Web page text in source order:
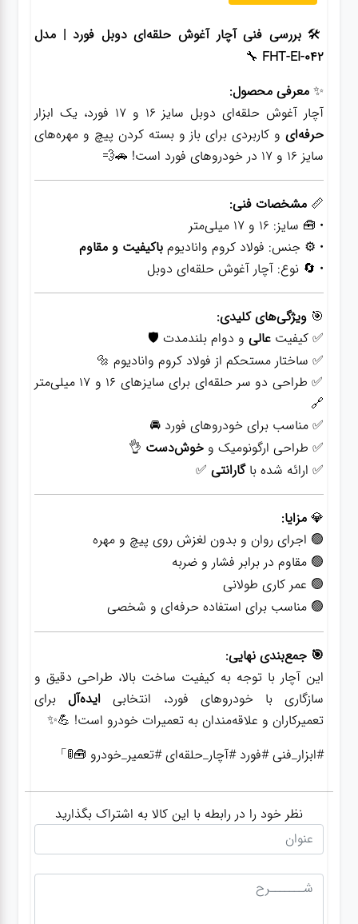
🛠️بررسی فنی آچار آغوش حلقه‌ای دوبل فورد | مدل
FHT-EI-042
🔧
✨معرفی محصول:
آچار آغوش حلقه‌ای دوبل سایز ۱۶ و ۱۷ فورد، یک ابزار
حرفه‌ای و کاربردی برای باز و بسته کردن پیچ و مهره‌های
سایز ۱۶ و ۱۷ در خودروهای فورد است! 🚗💨
📏مشخصات فنی:
• 🧰 سایز: ۱۶ و ۱۷ میلی‌متر
• ⚙️ جنس: فولاد کروم وانادیومباکیفیت و مقاوم
• 🔄 نوع: آچار آغوش حلقه‌ای دوبل
🎯ویژگی‌های کلیدی:
✅ کیفیتعالی و دوام بلندمدت 🛡️
✅ ساختار مستحکم از فولاد کروم وانادیوم 🔩
✅ طراحی دو سر حلقه‌ای برای سایزهای ۱۶ و ۱۷ میلی‌متر
🔗
✅ مناسب برای خودروهای فورد 🚘
✅ طراحی ارگونومیک وخوش‌دست 👌
✅ ارائه شده باگارانتی ✅
💎مزایا:
🟢 اجرای روان و بدون لغزش روی پیچ و مهره
🟢 مقاوم در برابر فشار و ضربه
🟢 عمر کاری طولانی
🟢 مناسب برای استفاده حرفه‌ای و شخصی
🎯 جمع‌بندی نهایی:
این آچار با توجه به کیفیت ساخت بالا، طراحی دقیق و
سازگاری با خودروهای فورد، انتخابی ایده‌آلبرای
تعمیرکاران و علاقه‌مندان به تعمیرات خودرو است! 💪✨
#ابزار_فنی #فورد #آچار_حلقه‌ای #تعمیر_خودرو 🧰🚦」
نظر خود را در رابطه با این کالا به اشتراک بگذارید